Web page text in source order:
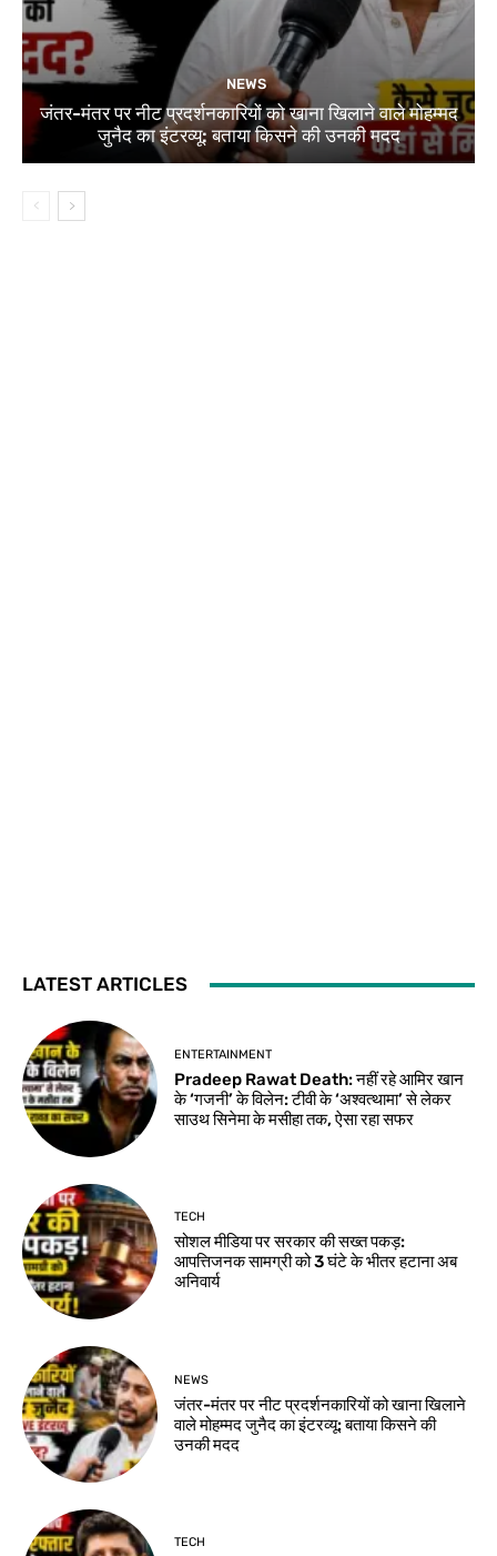
NEWS
जंतर-मंतर पर नीट प्रदर्शनकारियों को खाना खिलाने वाले मोहम्मद
जुनैद का इंटरव्यू: बताया किसने की उनकी मदद
LATEST ARTICLES
ENTERTAINMENT
Pradeep Rawat Death: नहीं रहे आमिर खान
के ‘गजनी’ के विलेन: टीवी के ‘अश्वत्थामा’ से लेकर
साउथ सिनेमा के मसीहा तक, ऐसा रहा सफर
TECH
सोशल मीडिया पर सरकार की सख्त पकड़:
आपत्तिजनक सामग्री को 3 घंटे के भीतर हटाना अब
अनिवार्य
NEWS
जंतर-मंतर पर नीट प्रदर्शनकारियों को खाना खिलाने
वाले मोहम्मद जुनैद का इंटरव्यू: बताया किसने की
उनकी मदद
TECH